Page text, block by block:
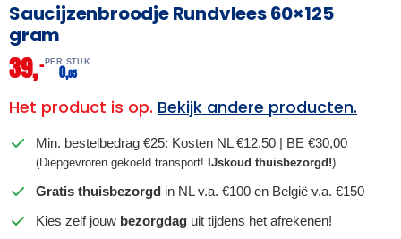
Saucijzenbroodje Rundvlees 60×125
gram
39,– PER STUK
0,65
Het product is op. Bekijk andere producten.
Min. bestelbedrag €25: Kosten NL €12,50 | BE €30,00
(Diepgevroren gekoeld transport! IJskoud thuisbezorgd!)
Gratis thuisbezorgd in NL v.a. €100 en België v.a. €150
Kies zelf jouw bezorgdag uit tijdens het afrekenen!